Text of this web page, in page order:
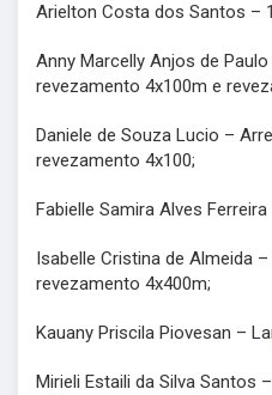
Arielton Costa dos Santos –
Anny Marcelly Anjos de
revezamento 4x100m e
Daniele de Souza Lucio –
revezamento 4x100;
Fabielle Samira Alves
Isabelle Cristina de Almeida
revezamento 4x400m;
Kauany Priscila Piovesan –
Mirieli Estaili da Silva Santos